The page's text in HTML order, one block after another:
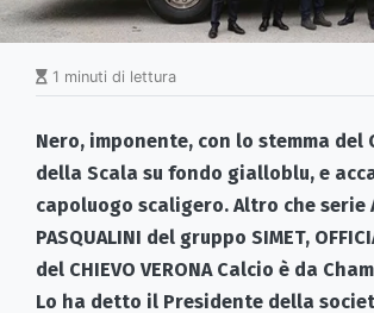
1 minuti di lettura
Nero, imponente, con lo stemma del
della Scala su fondo gialloblu, e
capoluogo scaligero. Altro che serie
PASQUALINI del gruppo SIMET,
del CHIEVO VERONA Calcio è da
Lo ha detto il Presidente della